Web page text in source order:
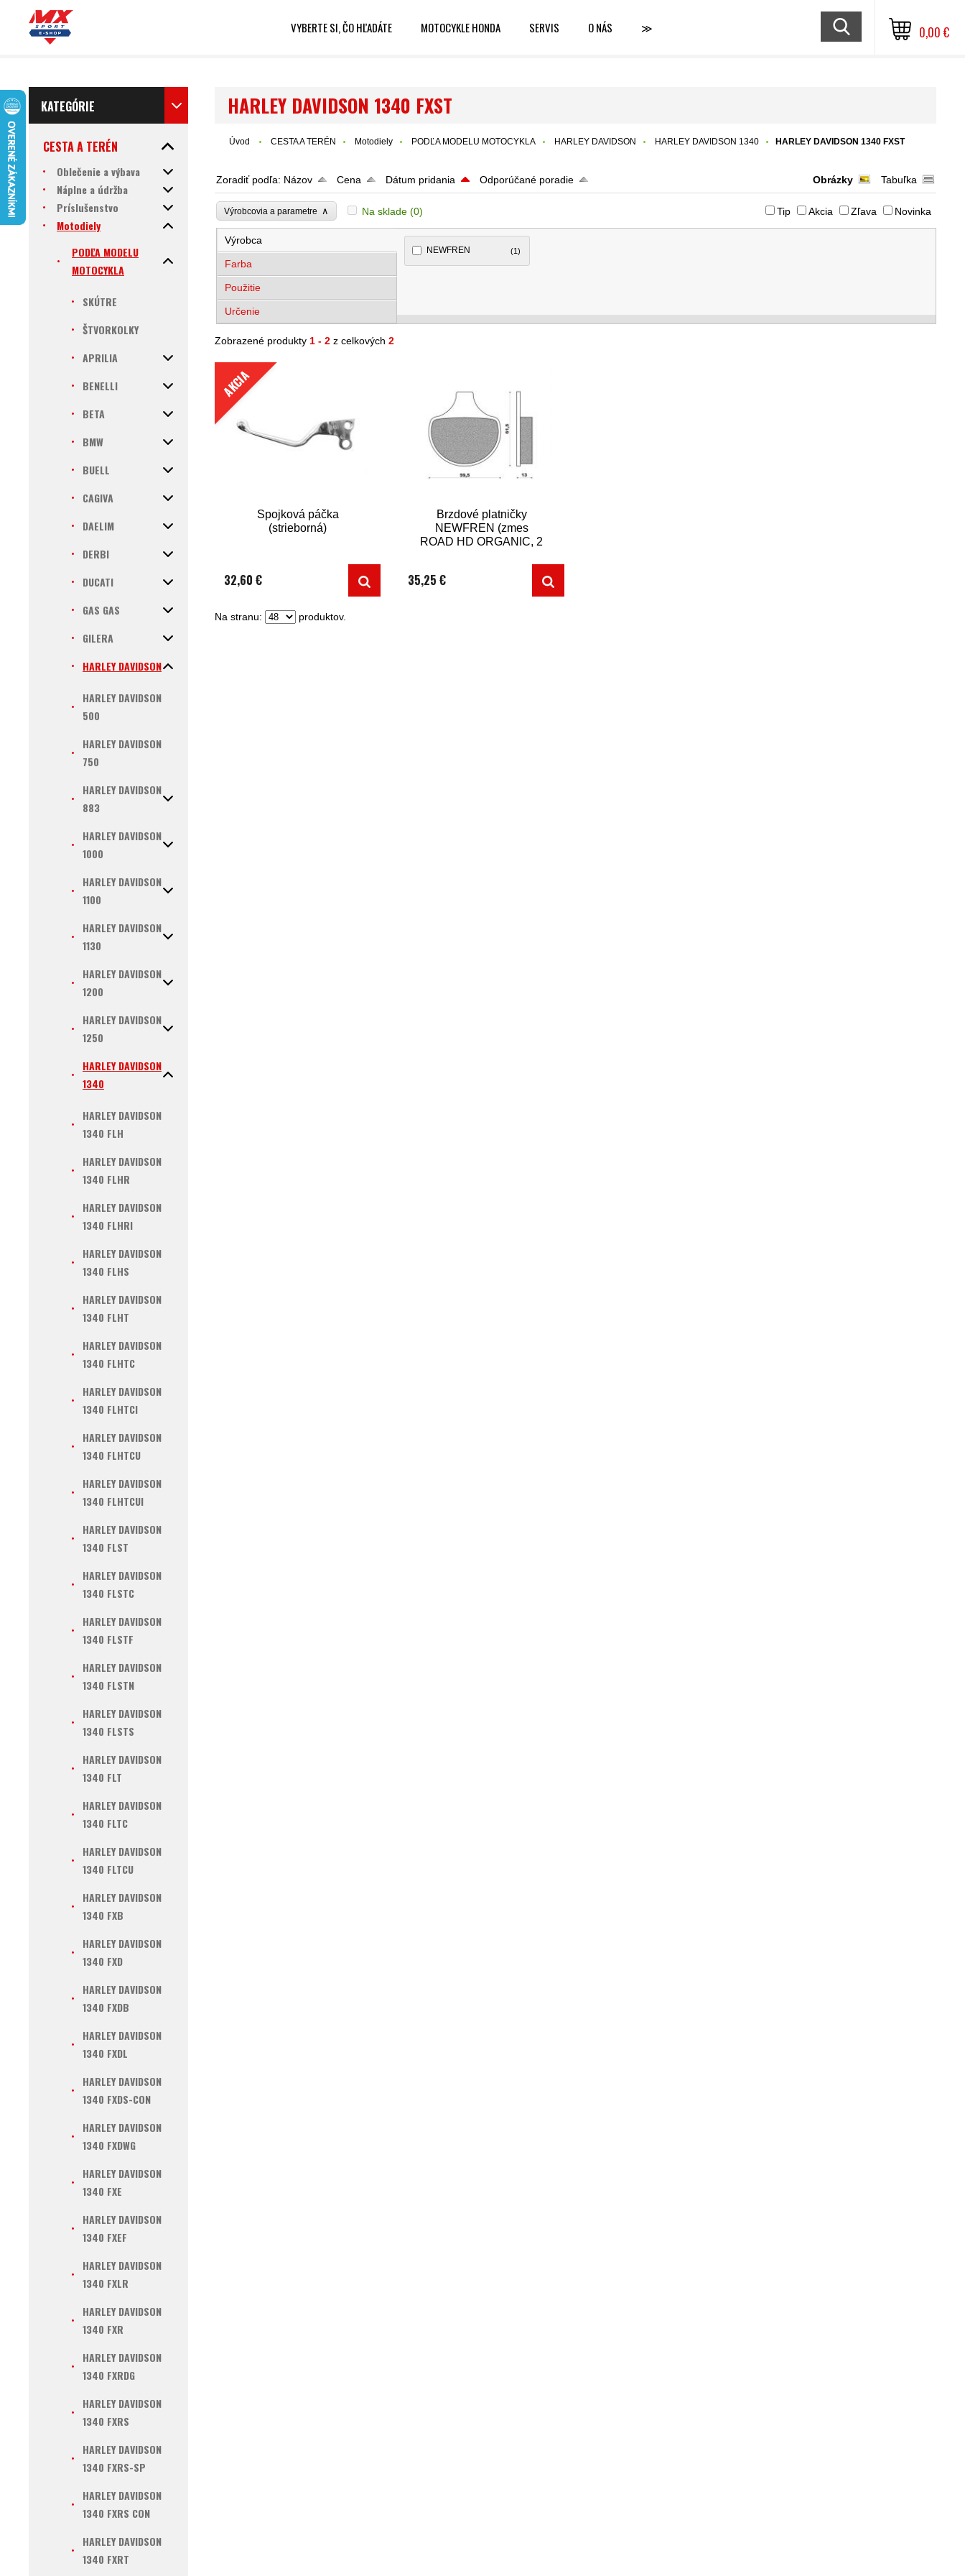
VYBERTE SI, ČO HĽADÁTE MOTOCYKLE HONDA SERVIS O NÁS ≫ 0,00 €
KATEGÓRIE
CESTA A TERÉN
Oblečenie a výbava
Náplne a údržba
Príslušenstvo
Motodiely
PODĽA MODELU
MOTOCYKLA
SKÚTRE
ŠTVORKOLKY
APRILIA
BENELLI
BETA
BMW
BUELL
CAGIVA
DAELIM
DERBI
DUCATI
GAS GAS
GILERA
HARLEY DAVIDSON
HARLEY DAVIDSON
500
HARLEY DAVIDSON
750
HARLEY DAVIDSON
883
HARLEY DAVIDSON
1000
HARLEY DAVIDSON
1100
HARLEY DAVIDSON
1130
HARLEY DAVIDSON
1200
HARLEY DAVIDSON
1250
HARLEY DAVIDSON
1340
HARLEY DAVIDSON
1340 FLH
HARLEY DAVIDSON
1340 FLHR
HARLEY DAVIDSON
1340 FLHRI
HARLEY DAVIDSON
1340 FLHS
HARLEY DAVIDSON
1340 FLHT
HARLEY DAVIDSON
1340 FLHTC
HARLEY DAVIDSON
1340 FLHTCI
HARLEY DAVIDSON
1340 FLHTCU
HARLEY DAVIDSON
1340 FLHTCUI
HARLEY DAVIDSON
1340 FLST
HARLEY DAVIDSON
1340 FLSTC
HARLEY DAVIDSON
1340 FLSTF
HARLEY DAVIDSON
1340 FLSTN
HARLEY DAVIDSON
1340 FLSTS
HARLEY DAVIDSON
1340 FLT
HARLEY DAVIDSON
1340 FLTC
HARLEY DAVIDSON
1340 FLTCU
HARLEY DAVIDSON
1340 FXB
HARLEY DAVIDSON
1340 FXD
HARLEY DAVIDSON
1340 FXDB
HARLEY DAVIDSON
1340 FXDL
HARLEY DAVIDSON
1340 FXDS-CON
HARLEY DAVIDSON
1340 FXDWG
HARLEY DAVIDSON
1340 FXE
HARLEY DAVIDSON
1340 FXEF
HARLEY DAVIDSON
1340 FXLR
HARLEY DAVIDSON
1340 FXR
HARLEY DAVIDSON
1340 FXRDG
HARLEY DAVIDSON
1340 FXRS
HARLEY DAVIDSON
1340 FXRS-SP
HARLEY DAVIDSON
1340 FXRS CON
HARLEY DAVIDSON
1340 FXRT
HARLEY DAVIDSON 1340 FXST
Úvod CESTA A TERÉN Motodiely PODĽA MODELU MOTOCYKLA HARLEY DAVIDSON HARLEY DAVIDSON 1340 HARLEY DAVIDSON 1340 FXST
Zoradiť podľa: Názov Cena Dátum pridania Odporúčané poradie Obrázky Tabuľka
Výrobcovia a parametre ∧ Na sklade (0) Tip Akcia Zľava Novinka
Výrobca
Farba
Použitie
Určenie
NEWFREN (1)
Zobrazené produkty 1 - 2 z celkových2
AKCIA
Spojková páčka
(strieborná)
32,60 €
Brzdové platničky
NEWFREN (zmes
ROAD HD ORGANIC, 2
35,25 €
Na stranu: produktov.